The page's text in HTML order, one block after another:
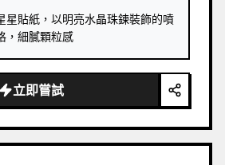
星貼紙，以明亮水晶珠鍊裝飾的噴
，細膩顆粒感
立即嘗試